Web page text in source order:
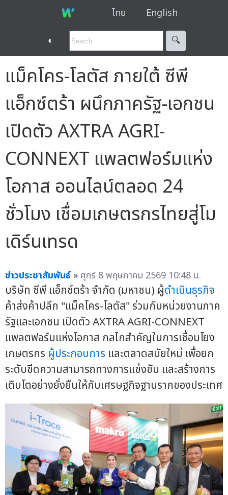
ไทย English
◐ 🔍︎
แม็คโคร-โลตัส ภายใต้ ซีพี
แอ็กซ์ตร้า ผนึกภาครัฐ-เอกชน
เปิดตัว AXTRA AGRI-
CONNEXT แพลตฟอร์มแห่ง
โอกาส ออนไลน์ตลอด 24
ชั่วโมง เชื่อมเกษตรกรไทยสู่โม
เดิร์นเทรด
ข่าวประชาสัมพันธ์ » ศุกร์ 8 พฤษภาคม 2569 10:48 น.
บริษัท ซีพี แอ็กซ์ตร้า จำกัด (มหาชน) ผู้ดำเนินธุรกิจ
ค้าส่งค้าปลีก "แม็คโคร-โลตัส" ร่วมกับหน่วยงานภาค
รัฐและเอกชน เปิดตัว AXTRA AGRI-CONNEXT
แพลตฟอร์มแห่งโอกาส กลไกสำคัญในการเชื่อมโยง
เกษตรกร ผู้ประกอบการ และตลาดสมัยใหม่ เพื่อยก
ระดับขีดความสามารถทางการแข่งขัน และสร้างการ
เติบโตอย่างยั่งยืนให้กับเศรษฐกิจฐานรากของประเทศ